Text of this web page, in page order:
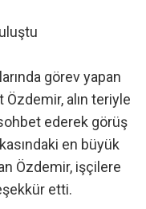
görev yapan
alın teriyle
ederek görüş
en büyük
Özdemir, işçilere
etti.